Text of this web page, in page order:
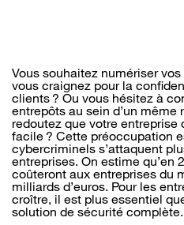
Vous souhaitez numériser
vous craignez pour la
clients ? Ou vous hésitez à
entrepôts au sein d’un même
redoutez que votre entreprise
facile ? Cette préoccupation
cybercriminels s’attaquent
entreprises. On estime qu’en
coûteront aux entreprises du
milliards d’euros. Pour les
croître, il est plus essentiel
solution de sécurité complète.